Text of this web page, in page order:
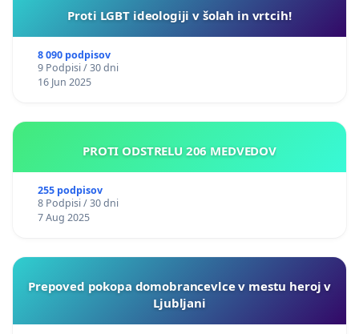
Proti LGBT ideologiji v šolah in vrtcih!
8 090 podpisov
9 Podpisi / 30 dni
16 Jun 2025
PROTI ODSTRELU 206 MEDVEDOV
255 podpisov
8 Podpisi / 30 dni
7 Aug 2025
Prepoved pokopa domobrancevlce v mestu heroj v
Ljubljani